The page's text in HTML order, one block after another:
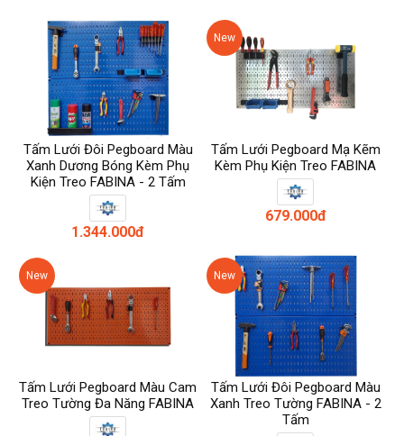
Tấm Lưới Đôi Pegboard Màu
Xanh Dương Bóng Kèm Phụ
Kiện Treo FABINA - 2 Tấm
1.344.000đ
New
Tấm Lưới Pegboard Mạ Kẽm
Kèm Phụ Kiện Treo FABINA
679.000đ
New
Tấm Lưới Pegboard Màu Cam
Treo Tường Đa Năng FABINA
New
Tấm Lưới Đôi Pegboard Màu
Xanh Treo Tường FABINA - 2
Tấm